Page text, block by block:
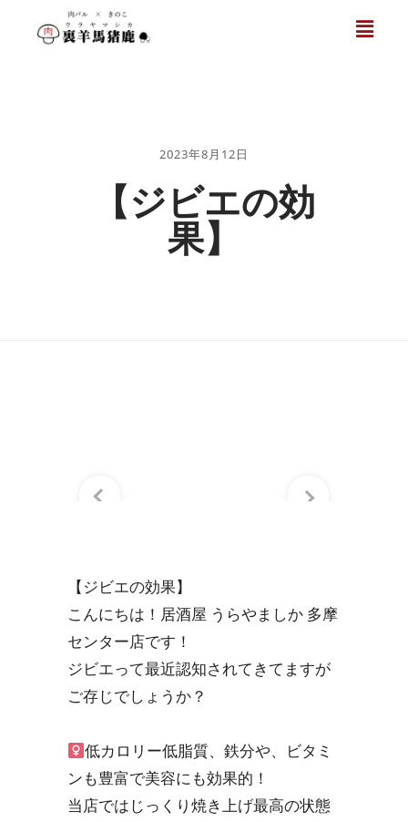
2023年8月12日
【ジビエの効
果】
【ジビエの効果】
こんにちは！居酒屋 うらやましか 多摩
センター店です！
ジビエって最近認知されてきてますが
ご存じでしょうか？
低カロリー低脂質、鉄分や、ビタミ
ンも豊富で美容にも効果的！
当店ではじっくり焼き上げ最高の状態